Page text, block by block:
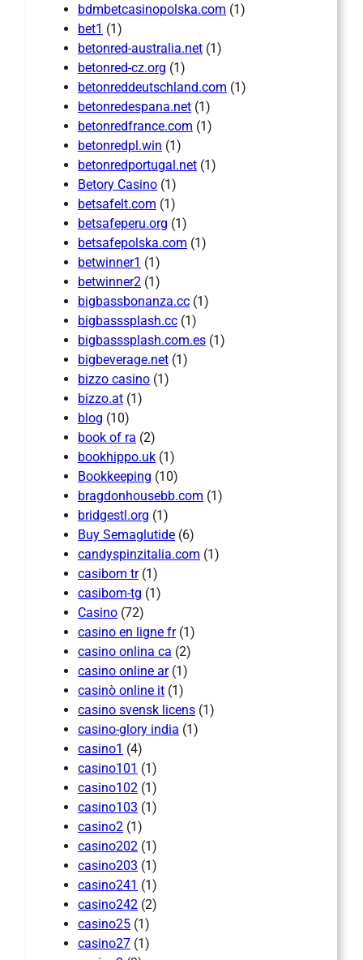
bdmbetcasinopolska.com (1)
bet1 (1)
betonred-australia.net (1)
betonred-cz.org (1)
betonreddeutschland.com (1)
betonredespana.net (1)
betonredfrance.com (1)
betonredpl.win (1)
betonredportugal.net (1)
Betory Casino (1)
betsafelt.com (1)
betsafeperu.org (1)
betsafepolska.com (1)
betwinner1 (1)
betwinner2 (1)
bigbassbonanza.cc (1)
bigbasssplash.cc (1)
bigbasssplash.com.es (1)
bigbeverage.net (1)
bizzo casino (1)
bizzo.at (1)
blog (10)
book of ra (2)
bookhippo.uk (1)
Bookkeeping (10)
bragdonhousebb.com (1)
bridgestl.org (1)
Buy Semaglutide (6)
candyspinzitalia.com (1)
casibom tr(1)
casibom-tg (1)
Casino (72)
casino en ligne fr(1)
casino onlina ca (2)
casino online ar(1)
casinò online it (1)
casino svensk licens (1)
casino-glory india (1)
casino1 (4)
casino101 (1)
casino102 (1)
casino103 (1)
casino2 (1)
casino202 (1)
casino203 (1)
casino241 (1)
casino242 (2)
casino25 (1)
casino27 (1)